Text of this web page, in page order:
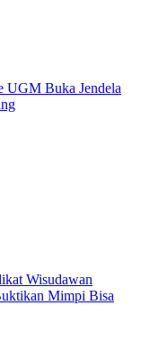
UGM Buka Jendela
Wisudawan
Mimpi Bisa